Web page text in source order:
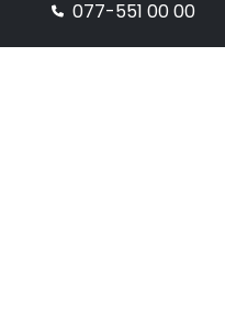
077-551 00 00